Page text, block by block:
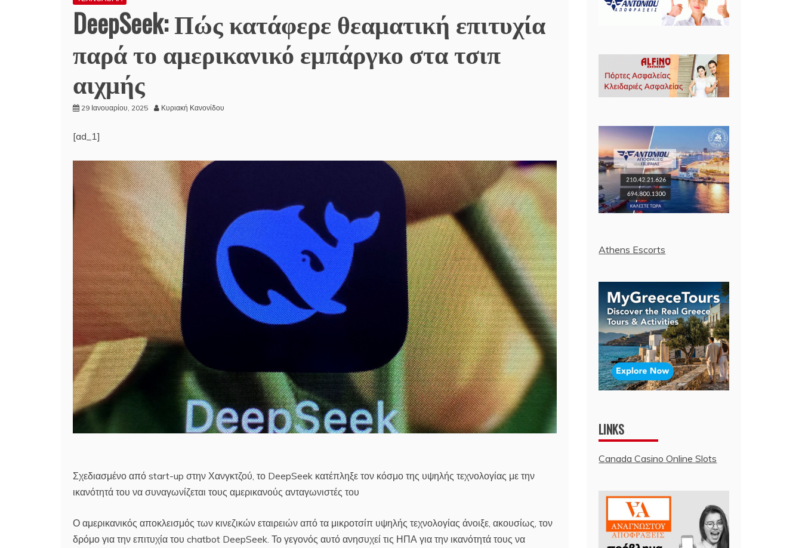
DeepSeek: Πώς κατάφερε θεαματική επιτυχία
παρά το αμερικανικό εμπάργκο στα τσιπ
αιχμής
29 Ιανουαρίου, 2025 Κυριακή Κανονίδου
[ad_1]
Σχεδιασμένο από start-up στην Χανγκτζού, το DeepSeek κατέπληξε τον κόσμο της υψηλής τεχνολογίας με την
ικανότητά του να συναγωνίζεται τους αμερικανούς ανταγωνιστές του
Ο αμερικανικός αποκλεισμός των κινεζικών εταιρειών από τα μικροτσίπ υψηλής τεχνολογίας άνοιξε, ακουσίως, τον
δρόμο για την επιτυχία του chatbot DeepSeek. Το γεγονός αυτό ανησυχεί τις ΗΠΑ για την ικανότητά τους να
Athens Escorts
LINKS
Canada Casino Online Slots